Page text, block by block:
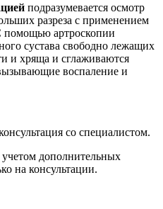
подразумевается осмотр
разреза с применением
помощью артроскопии
сустава свободно лежащих
и хряща и сглаживаются
воспаление и
со специалистом.
дополнительных
на консультации.